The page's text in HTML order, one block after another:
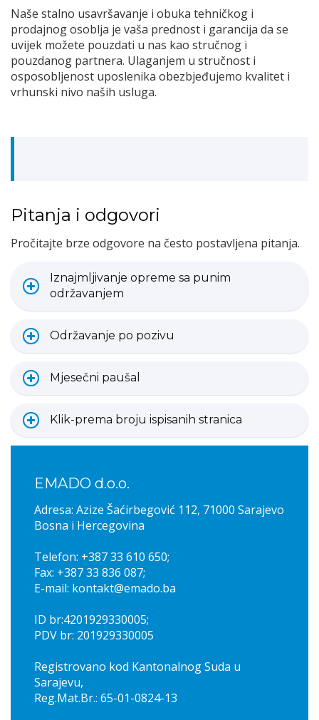
Naše stalno usavršavanje i obuka tehničkog i
prodajnog osoblja je vaša prednost i garancija da se
uvijek možete pouzdati u nas kao stručnog i
pouzdanog partnera. Ulaganjem u stručnost i
osposobljenost uposlenika obezbjeđujemo kvalitet i
vrhunski nivo naših usluga.
Pitanja i odgovori
Pročitajte brze odgovore na često postavljena pitanja.
Iznajmljivanje opreme sa punim
održavanjem
Održavanje po pozivu
Mjesečni paušal
Klik-prema broju ispisanih stranica
EMADO d.o.o.
Adresa: Azize Šaćirbegović 112, 71000 Sarajevo
Bosna i Hercegovina
Telefon: +387 33 610 650;
Fax: +387 33 836 087;
E-mail: kontakt@emado.ba
ID br:4201929330005;
PDV br: 201929330005
Registrovano kod Kantonalnog Suda u
Sarajevu,
Reg.Mat.Br.: 65-01-0824-13